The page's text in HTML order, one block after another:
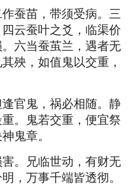
蚕苗，带须受病。三
云蚕叶之爻，临渠价
六当蚕茧兰，遇者无
殃，如值鬼以交重，
官鬼，祸必相随。静
。鬼若交重，便宜祭
鬼章。
。兄临世动，有财无
，万事千端皆透彻。